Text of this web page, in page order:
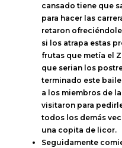
cansado tiene que
para hacer las
retaron
si los atrapa estas
frutas que metía el
que serian los
terminado este
a los miembros de
visitaron para
todos los demás
una copita de licor.
Seguidamente